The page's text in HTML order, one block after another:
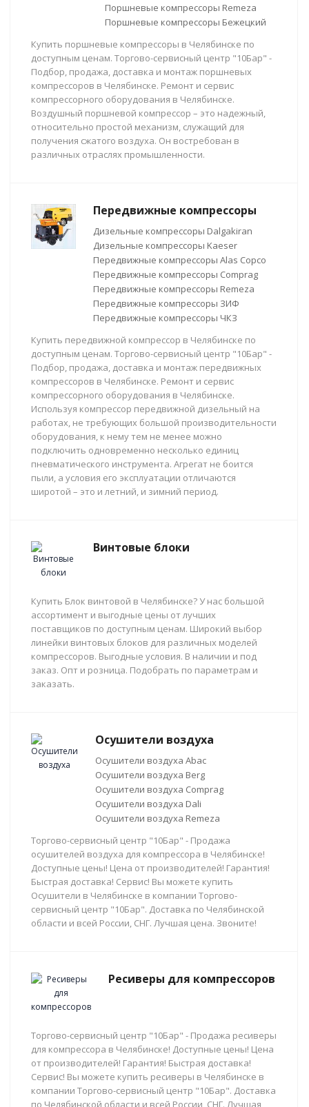
Поршневые компрессоры Remeza
Поршневые компрессоры Бежецкий
Купить поршневые компрессоры в Челябинске по
доступным ценам. Торгово-сервисный центр "10Бар" -
Подбор, продажа, доставка и монтаж поршневых
компрессоров в Челябинске. Ремонт и сервис
компрессорного оборудования в Челябинске.
Воздушный поршневой компрессор – это надежный,
относительно простой механизм, служащий для
получения сжатого воздуха. Он востребован в
различных отраслях промышленности.
Передвижные компрессоры
Дизельные компрессоры Dalgakiran
Дизельные компрессоры Kaeser
Передвижные компрессоры Alas Copco
Передвижные компрессоры Comprag
Передвижные компрессоры Remeza
Передвижные компрессоры ЗИФ
Передвижные компрессоры ЧКЗ
Купить передвижной компрессор в Челябинске по
доступным ценам. Торгово-сервисный центр "10Бар" -
Подбор, продажа, доставка и монтаж передвижных
компрессоров в Челябинске. Ремонт и сервис
компрессорного оборудования в Челябинске.
Используя компрессор передвижной дизельный на
работах, не требующих большой производительности
оборудования, к нему тем не менее можно
подключить одновременно несколько единиц
пневматического инструмента. Агрегат не боится
пыли, а условия его эксплуатации отличаются
широтой – это и летний, и зимний период.
Винтовые блоки
Купить Блок винтовой в Челябинске? У нас большой
ассортимент и выгодные цены от лучших
поставщиков по доступным ценам. Широкий выбор
линейки винтовых блоков для различных моделей
компрессоров. Выгодные условия. В наличии и под
заказ. Опт и розница. Подобрать по параметрам и
заказать.
Осушители воздуха
Осушители воздуха Abac
Осушители воздуха Berg
Осушители воздуха Comprag
Осушители воздуха Dali
Осушители воздуха Remeza
Торгово-сервисный центр "10Бар" - Продажа
осушителей воздуха для компрессора в Челябинске!
Доступные цены! Цена от производителей! Гарантия!
Быстрая доставка! Сервис! Вы можете купить
Осушители в Челябинске в компании Торгово-
сервисный центр "10Бар". Доставка по Челябинской
области и всей России, СНГ. Лучшая цена. Звоните!
Ресиверы для компрессоров
Торгово-сервисный центр "10Бар" - Продажа ресиверы
для компрессора в Челябинске! Доступные цены! Цена
от производителей! Гарантия! Быстрая доставка!
Сервис! Вы можете купить ресиверы в Челябинске в
компании Торгово-сервисный центр "10Бар". Доставка
по Челябинской области и всей России, СНГ. Лучшая